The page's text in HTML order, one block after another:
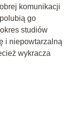
komunikacji
go
studiów
i niepowtarzalną
wykracza